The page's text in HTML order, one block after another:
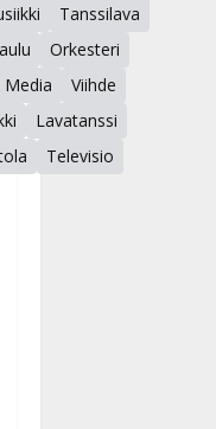
Tanssilava
Orkesteri
Media
Viihde
Lavatanssi
Televisio